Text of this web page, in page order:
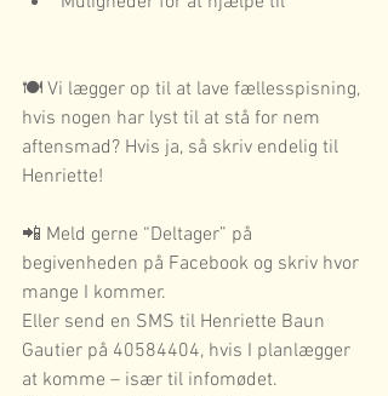
🍽️ Vi lægger op til at lave fællesspisning,
hvis nogen har lyst til at stå for nem
aftensmad? Hvis ja, så skriv endelig til
Henriette!
📲 Meld gerne “Deltager” på
begivenheden på Facebook og skriv hvor
mange I kommer.
Eller send en SMS til Henriette Baun
Gautier på 40584404, hvis I planlægger
at komme – især til infomødet.